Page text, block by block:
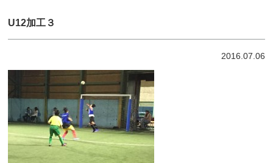
U12加工３
2016.07.06